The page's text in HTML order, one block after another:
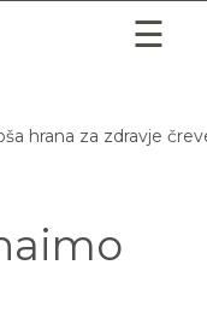
hrana za zdravje